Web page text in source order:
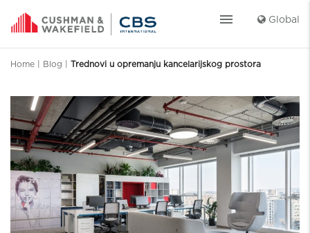
menu Global
Home Blog Trednovi u opremanju kancelarijskog prostora